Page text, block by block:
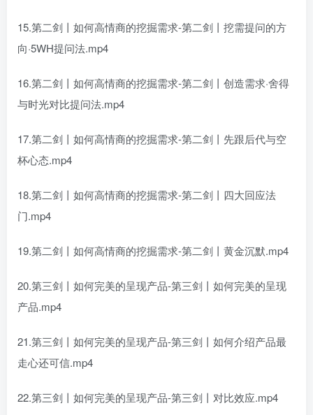
15.第二剑丨如何高情商的挖掘需求-第二剑丨挖需提问的方
向·5WH提问法.mp4
16.第二剑丨如何高情商的挖掘需求-第二剑丨创造需求·舍得
与时光对比提问法.mp4
17.第二剑丨如何高情商的挖掘需求-第二剑丨先跟后代与空
杯心态.mp4
18.第二剑丨如何高情商的挖掘需求-第二剑丨四大回应法
门.mp4
19.第二剑丨如何高情商的挖掘需求-第二剑丨黄金沉默.mp4
20.第三剑丨如何完美的呈现产品-第三剑丨如何完美的呈现
产品.mp4
21.第三剑丨如何完美的呈现产品-第三剑丨如何介绍产品最
走心还可信.mp4
22.第三剑丨如何完美的呈现产品-第三剑丨对比效应.mp4